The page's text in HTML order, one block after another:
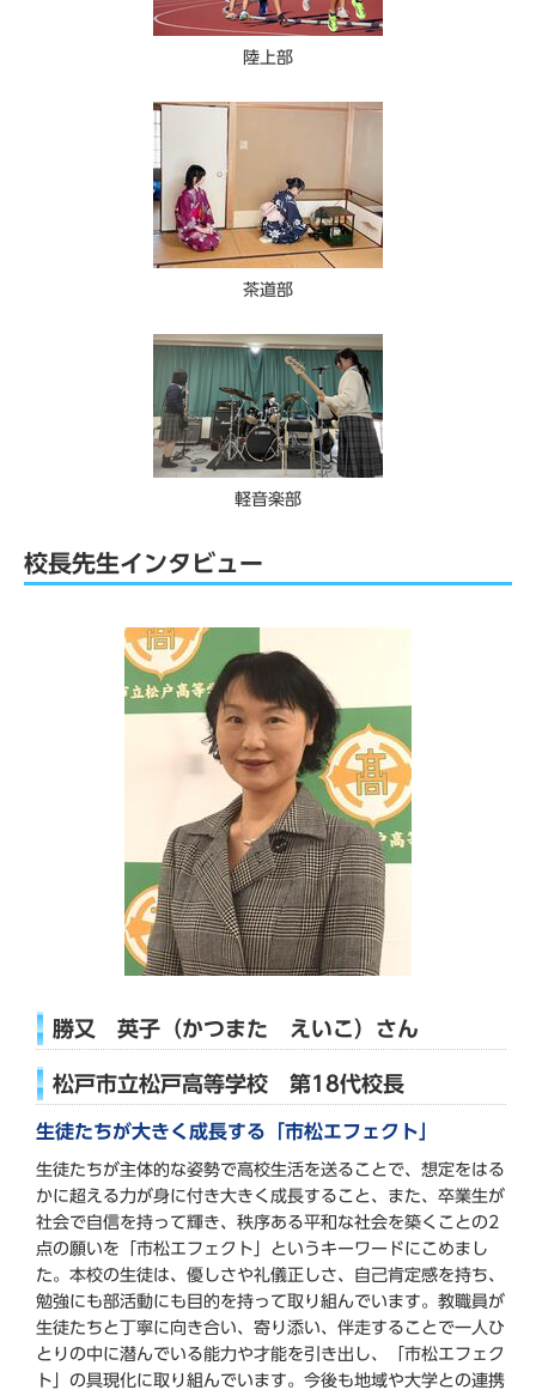
陸上部
茶道部
軽音楽部
校長先生インタビュー
勝又 英子（かつまた えいこ）さん
松戸市立松戸高等学校 第18代校長
生徒たちが大きく成長する「市松エフェクト」
生徒たちが主体的な姿勢で高校生活を送ることで、想定をはる
かに超える力が身に付き大きく成長すること、また、卒業生が
社会で自信を持って輝き、秩序ある平和な社会を築くことの2
点の願いを「市松エフェクト」というキーワードにこめまし
た。本校の生徒は、優しさや礼儀正しさ、自己肯定感を持ち、
勉強にも部活動にも目的を持って取り組んでいます。教職員が
生徒たちと丁寧に向き合い、寄り添い、伴走することで一人ひ
とりの中に潜んでいる能力や才能を引き出し、「市松エフェク
ト」の具現化に取り組んでいます。今後も地域や大学との連携